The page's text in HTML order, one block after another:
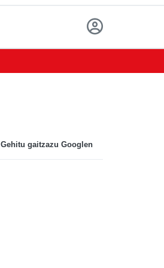
Gehitu gaitzazu Googlen